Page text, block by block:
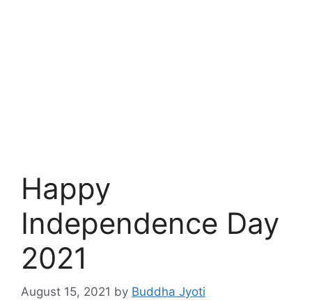
Happy
Independence Day
2021
August 15, 2021 by Buddha Jyoti